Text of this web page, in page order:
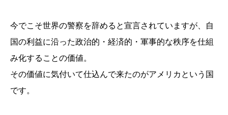
今でこそ世界の警察を辞めると宣言されていますが、自
国の利益に沿った政治的・経済的・軍事的な秩序を仕組
み化することの価値。
その価値に気付いて仕込んで来たのがアメリカという国
です。